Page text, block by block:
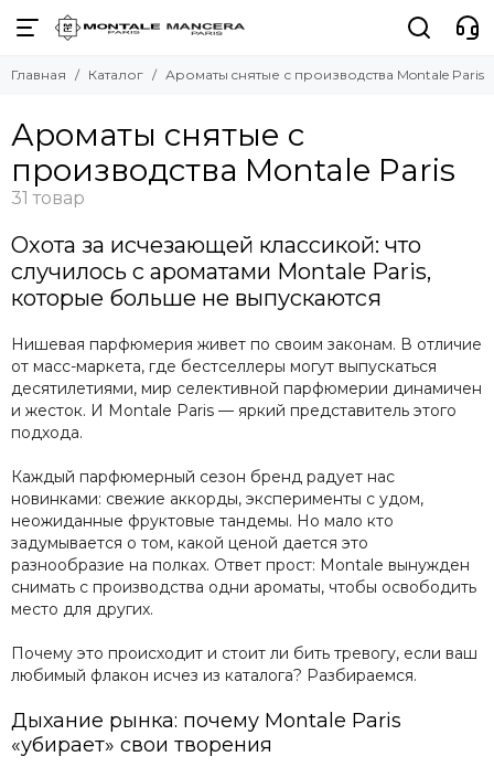
Главная Каталог Ароматы cнятые с производства Montale Paris
Ароматы cнятые с
производства Montale Paris
Охота за исчезающей классикой: что
случилось с ароматами Montale Paris,
которые больше не выпускаются
Нишевая парфюмерия живет по своим законам. В отличие
от масс-маркета, где бестселлеры могут выпускаться
десятилетиями, мир селективной парфюмерии динамичен
и жесток. И Montale Paris — яркий представитель этого
подхода.
Каждый парфюмерный сезон бренд радует нас
новинками: свежие аккорды, эксперименты с удом,
неожиданные фруктовые тандемы. Но мало кто
задумывается о том, какой ценой дается это
разнообразие на полках. Ответ прост: Montale вынужден
снимать с производства одни ароматы, чтобы освободить
место для других.
Почему это происходит и стоит ли бить тревогу, если ваш
любимый флакон исчез из каталога? Разбираемся.
Дыхание рынка: почему Montale Paris
«убирает» свои творения